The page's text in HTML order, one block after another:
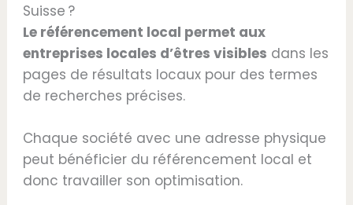
Suisse ?
Le référencement local permet aux
entreprises locales d’êtres visibles dans les
pages de résultats locaux pour des termes
de recherches précises.
Chaque société avec une adresse physique
peut bénéficier du référencement local et
donc travailler son optimisation.